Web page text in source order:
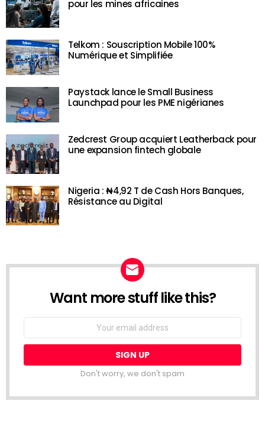
pour les mines africaines
Telkom : Souscription Mobile 100%
Numérique et Simplifiée
Paystack lance le Small Business
Launchpad pour les PME nigérianes
Zedcrest Group acquiert Leatherback pour
une expansion fintech globale
Nigeria : ₦4,92 T de Cash Hors Banques,
Résistance au Digital
NEWSLETTER
Want more stuff like this?
Don't worry, we don't spam